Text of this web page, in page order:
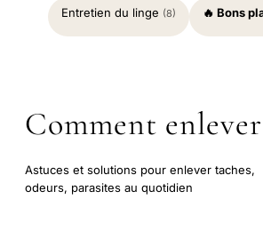
Entretien du linge (8) 🔥 Bons
Comment enlever
Astuces et solutions pour enlever taches,
odeurs, parasites au quotidien